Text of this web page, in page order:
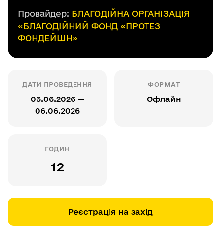
Провайдер: БЛАГОДІЙНА ОРГАНІЗАЦІЯ
«БЛАГОДІЙНИЙ ФОНД «ПРОТЕЗ
ФОНДЕЙШН»
ДАТИ ПРОВЕДЕННЯ
06.06.2026 —
06.06.2026
ФОРМАТ
Офлайн
ГОДИН
12
Реєстрація на захід